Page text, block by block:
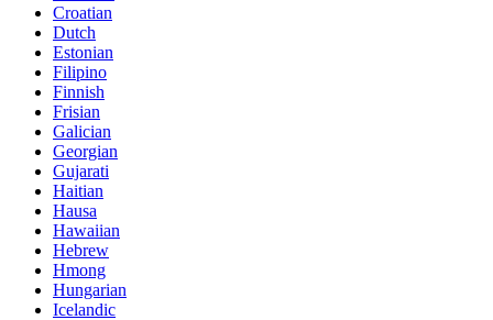
Croatian
Dutch
Estonian
Filipino
Finnish
Frisian
Galician
Georgian
Gujarati
Haitian
Hausa
Hawaiian
Hebrew
Hmong
Hungarian
Icelandic